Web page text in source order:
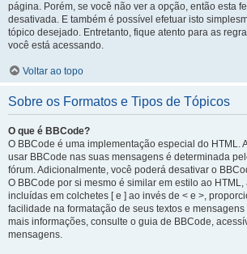
página. Porém, se você não ver a opção, então esta
desativada. E também é possível efetuar isto
tópico desejado. Entretanto, fique atento para as
você está acessando.
Voltar ao topo
Sobre os Formatos e Tipos de Tópicos
O que é BBCode?
O BBCode é uma implementação especial do HTML.
usar BBCode nas suas mensagens é determinada
fórum. Adicionalmente, você poderá desativar o
O BBCode por si mesmo é similar em estilo ao
incluídas em colchetes [ e ] ao invés de < e >,
facilidade na formatação de seus textos e
mais informações, consulte o guia de BBCode,
mensagens.